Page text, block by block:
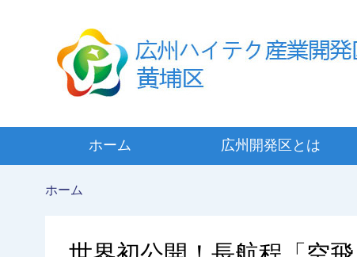
ホーム 広州開発区とは
ホーム